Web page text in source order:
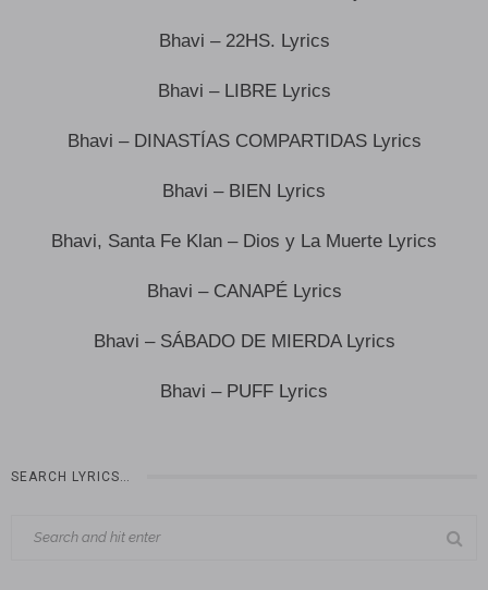
Bhavi – 22HS. Lyrics
Bhavi – LIBRE Lyrics
Bhavi – DINASTÍAS COMPARTIDAS Lyrics
Bhavi – BIEN Lyrics
Bhavi, Santa Fe Klan – Dios y La Muerte Lyrics
Bhavi – CANAPÉ Lyrics
Bhavi – SÁBADO DE MIERDA Lyrics
Bhavi – PUFF Lyrics
SEARCH LYRICS…